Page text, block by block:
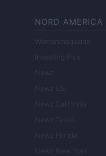
NORD AMERICA
Womanmagazine
Investing Plus
Newz
Newz US
Newz California
Newz Texas
Newz Florida
Newz New York